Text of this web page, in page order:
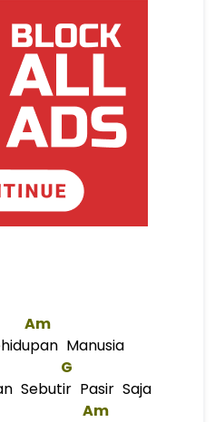
Am
Manusia
G
Sebutir Pasir Saja
Am